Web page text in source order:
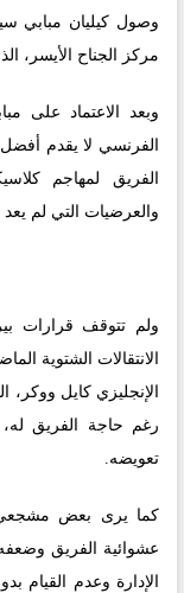
وصول كيليان مبابي
مركز الجناح الأيسر،
وبعد الاعتماد على
الفرنسي لا يقدم
الفريق لمهاجم
والعرضيات التي لم
ولم تتوقف قرارات
الانتقالات الشتوية
الإنجليزي كايل ووكر،
رغم حاجة الفريق
تعويضه.
كما يرى بعض مشجعي
عشوائية الفريق
الإدارة وعدم القيام